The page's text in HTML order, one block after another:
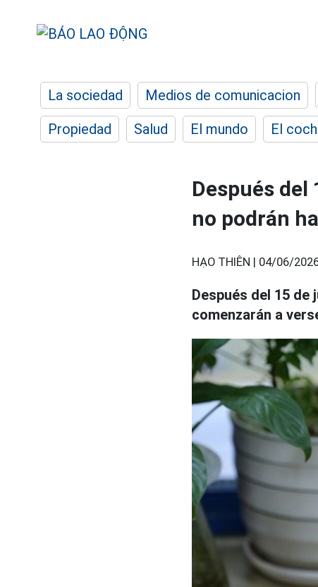
La sociedad Medios de comunicacion
Propiedad
Salud El mundo El
Después
no podrán
HẠO THIÊN | 04/06/
Después del 15 de
comenzarán a